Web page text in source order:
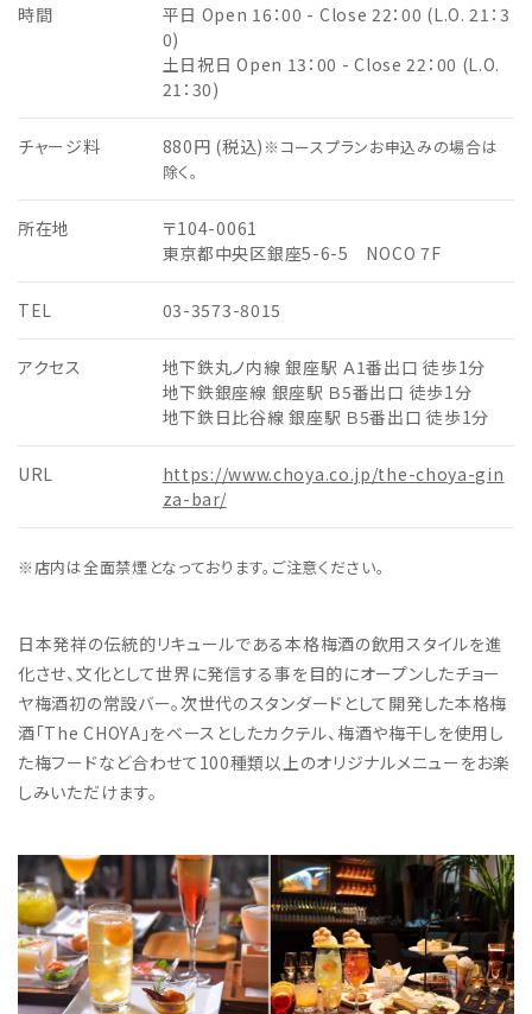
時間
平日 Open 16：00 - Close 22：00 (L.O. 21：3
0)
土日祝日 Open 13：00 - Close 22：00 (L.O.
21：30)
チャージ料 880円 (税込) ※コースプランお申込みの場合は
除く。
所在地
〒104-0061
東京都中央区銀座5-6-5 NOCO 7F
TEL 03-3573-8015
アクセス
地下鉄丸ノ内線 銀座駅 Ａ1番出口 徒歩1分
地下鉄銀座線 銀座駅 Ｂ5番出口 徒歩1分
地下鉄日比谷線 銀座駅 Ｂ5番出口 徒歩1分
URL
https://www.choya.co.jp/the-choya-gin
za-bar/
※店内は全面禁煙となっております。ご注意ください。
日本発祥の伝統的リキュールである本格梅酒の飲用スタイルを進
化させ、文化として世界に発信する事を目的にオープンしたチョー
ヤ梅酒初の常設バー。次世代のスタンダードとして開発した本格梅
酒「The CHOYA」をベースとしたカクテル、梅酒や梅干しを使用し
た梅フードなど合わせて100種類以上のオリジナルメニューをお楽
しみいただけます。